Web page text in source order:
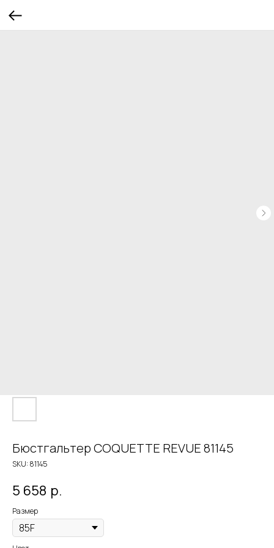
Бюстгальтер COQUETTE REVUE 81145
SKU:81145
5 658 р.
Размер